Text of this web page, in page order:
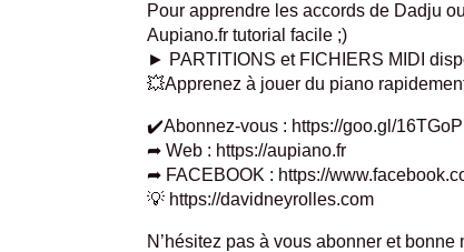
Pour apprendre les accords de Dadju
Aupiano.fr tutorial facile ;)
► PARTITIONS et FICHIERS MIDI
💥Apprenez à jouer du piano
✔️Abonnez-vous : https://goo.gl/16TGoP
➦ Web : https://aupiano.fr
➦ FACEBOOK : https://
💡 https://davidneyrolles.com
N’hésitez pas à vous abonner et bonne